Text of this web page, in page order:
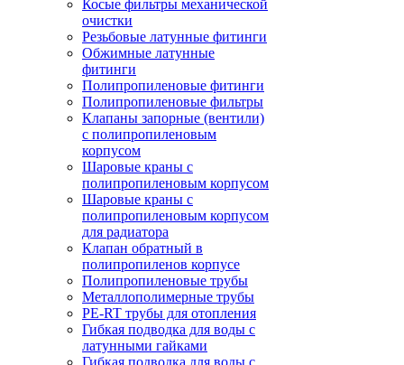
Косые фильтры механической
очистки
Резьбовые латунные фитинги
Обжимные латунные
фитинги
Полипропиленовые фитинги
Полипропиленовые фильтры
Клапаны запорные (вентили)
с полипропиленовым
корпусом
Шаровые краны с
полипропиленовым корпусом
Шаровые краны с
полипропиленовым корпусом
для радиатора
Клапан обратный в
полипропиленов корпусе
Полипропиленовые трубы
Металлополимерные трубы
PE-RT трубы для отопления
Гибкая подводка для воды с
латунными гайками
Гибкая подводка для воды с